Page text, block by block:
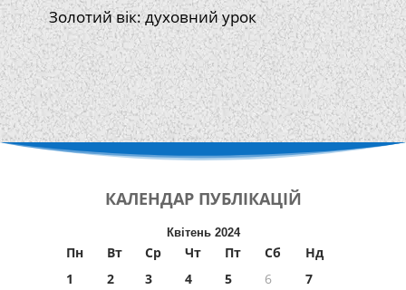
Золотий вік: духовний урок
КАЛЕНДАР ПУБЛІКАЦІЙ
Квітень 2024
Пн Вт Ср Чт Пт Сб
Нд
1
2 3 4 5 6
7